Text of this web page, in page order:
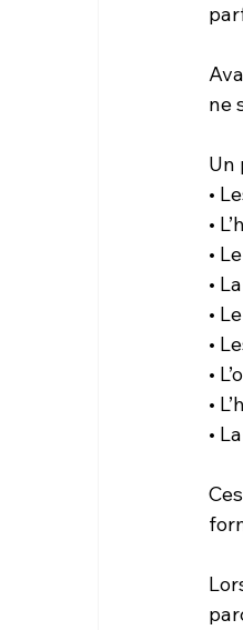
ne
Un
•
•
•
•
•
•
•
•
•